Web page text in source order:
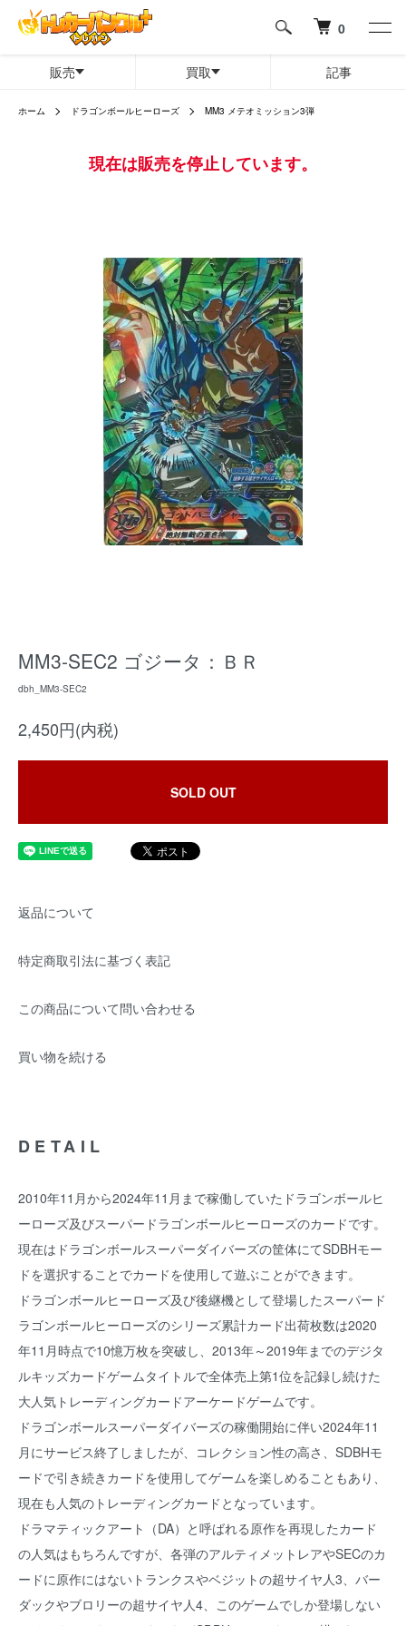
0
販売 買取 記事
ホーム ドラゴンボールヒーローズ MM3 メテオミッション3弾
現在は販売を停止しています。
MM3-SEC2 ゴジータ：ＢＲ
dbh_MM3-SEC2
2,450円(内税)
SOLD OUT
返品について
特定商取引法に基づく表記
この商品について問い合わせる
買い物を続ける
DETAIL
2010年11月から2024年11月まで稼働していたドラゴンボールヒ
ーローズ及びスーパードラゴンボールヒーローズのカードです。
現在はドラゴンボールスーパーダイバーズの筐体にてSDBHモー
ドを選択することでカードを使用して遊ぶことができます。
ドラゴンボールヒーローズ及び後継機として登場したスーパード
ラゴンボールヒーローズのシリーズ累計カード出荷枚数は2020
年11月時点で10憶万枚を突破し、2013年～2019年までのデジタ
ルキッズカードゲームタイトルで全体売上第1位を記録し続けた
大人気トレーディングカードアーケードゲームです。
ドラゴンボールスーパーダイバーズの稼働開始に伴い2024年11
月にサービス終了しましたが、コレクション性の高さ、SDBHモ
ードで引き続きカードを使用してゲームを楽しめることもあり、
現在も人気のトレーディングカードとなっています。
ドラマティックアート（DA）と呼ばれる原作を再現したカード
の人気はもちろんですが、各弾のアルティメットレアやSECのカ
ードに原作にはないトランクスやベジットの超サイヤ人3、バー
ダックやブロリーの超サイヤ人4、このゲームでしか登場しない